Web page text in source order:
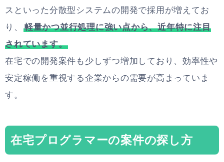
スといった分散型システムの開発で採用が増えてお
り、
軽量かつ並行処理に強い点から、近年特に注目
されています。
在宅での開発案件も少しずつ増加しており、効率性や
安定稼働を重視する企業からの需要が高まっていま
す。
在宅プログラマーの案件の探し方